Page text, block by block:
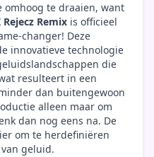
omhoog te draaien, want
Remix is officieel
changer! Deze
innovatieve technologie
die
resulteert in een
dan buitengewoon
alleen maar om
dan nog eens na. De
om te herdefiniëren
geluid.